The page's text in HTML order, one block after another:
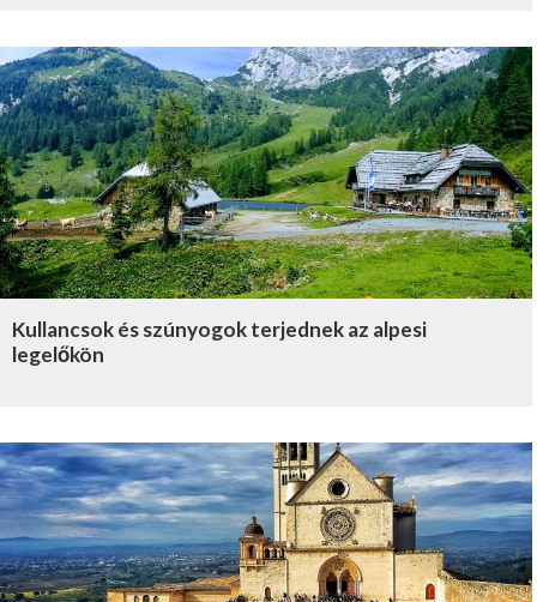
Kullancsok és szúnyogok terjednek az alpesi
legelőkön